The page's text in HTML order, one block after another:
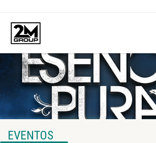
EVENTOS